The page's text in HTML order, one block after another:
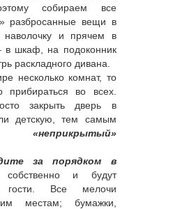
собираем все
разбросанные вещи в
и прячем в
в шкаф, на подоконник
раскладного дивана.
несколько комнат, то
прибираться во всех.
закрыть дверь в
детскую, тем самым
за порядком в
и будут
гости. Все мелочи
местам; бумажки,